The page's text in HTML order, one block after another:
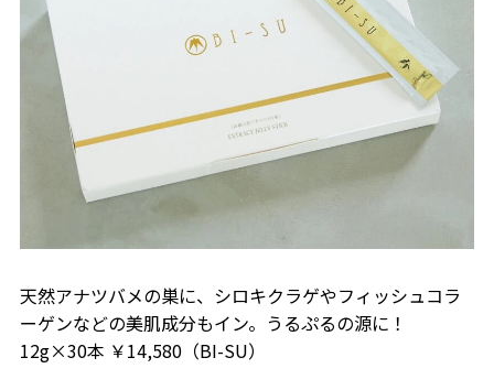
天然アナツバメの巣に、シロキクラゲやフィッシュコラ
ーゲンなどの美肌成分もイン。うるぷるの源に！
12g×30本 ￥14,580（BI-SU）